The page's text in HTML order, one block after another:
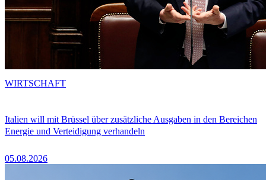
Italien will mit Brüssel über zusätzliche Ausgaben in den Bereichen
Energie und Verteidigung verhandeln
05.08.2026
WIRTSCHAFT